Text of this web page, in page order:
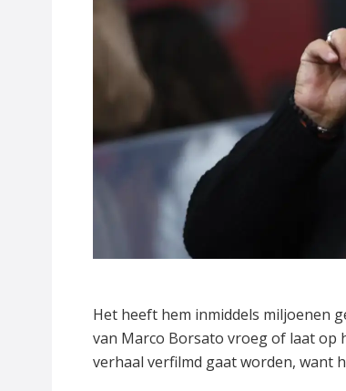
Het heeft hem inmiddels miljoenen
van Marco Borsato vroeg of laat op
verhaal verfilmd gaat worden, want